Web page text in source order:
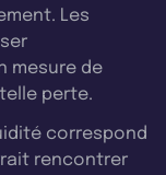
Les
mesure de
perte.
correspond
rencontrer